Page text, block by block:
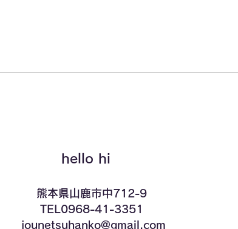
hello hi
​熊本県山鹿市中712-9
TEL0968-41-3351
​ jounetsuhanko@gmail.com